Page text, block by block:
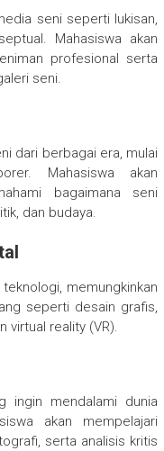
seni seperti lukisan,
Mahasiswa akan
profesional serta
seni.
dari berbagai era, mulai
Mahasiswa akan
bagaimana seni
dan budaya.
memungkinkan
seperti desain grafis,
virtual reality (VR).
ingin mendalami dunia
akan mempelajari
serta analisis kritis